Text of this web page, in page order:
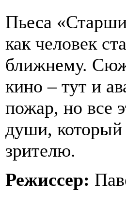
Пьеса
как человек
ближнему.
кино – тут и
пожар, но все
души, который
зрителю.
Режиссер: